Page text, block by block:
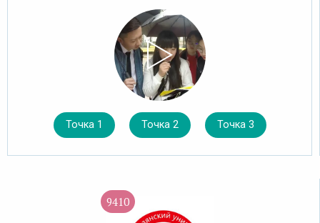
Точка 1 Точка 2 Точка 3
9410